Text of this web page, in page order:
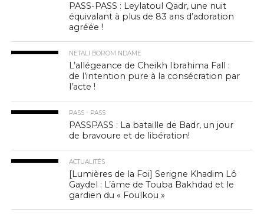
PASS-PASS : Leylatoul Qadr, une nuit
équivalant à plus de 83 ans d’adoration
agréée !
NETALI BOROM NDAME
L’allégeance de Cheikh Ibrahima Fall :
de l’intention pure à la consécration par
l’acte !
PASS - PASS
PASSPASS : La bataille de Badr, un jour
de bravoure et de libération!
ACTUALITÉS
[Lumières de la Foi] Serigne Khadim Lô
Gaydel : L’âme de Touba Bakhdad et le
gardien du « Foulkou »